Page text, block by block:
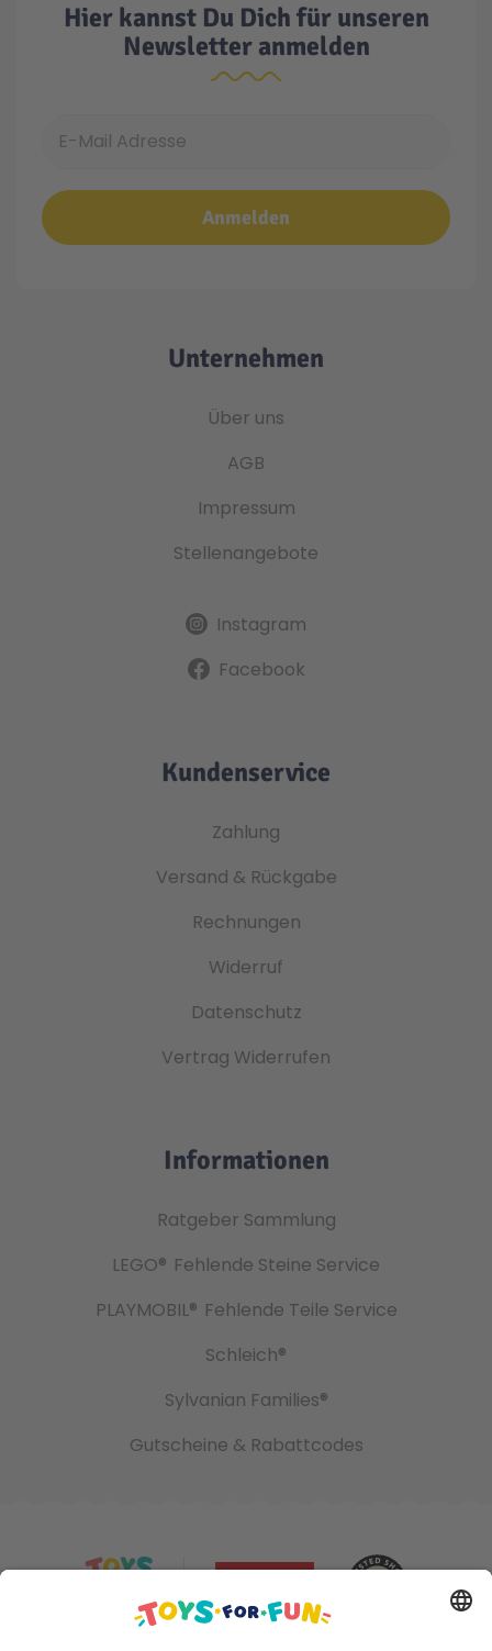
Hier kannst Du Dich für unseren
Newsletter anmelden
Anmelden
Unternehmen
Über uns
AGB
Impressum
Stellenangebote
Instagram
Facebook
Kundenservice
Zahlung
Versand & Rückgabe
Rechnungen
Widerruf
Datenschutz
Vertrag Widerrufen
Informationen
Ratgeber Sammlung
LEGO® Fehlende Steine Service
PLAYMOBIL® Fehlende Teile Service
Schleich®
Sylvanian Families®
Gutscheine & Rabattcodes